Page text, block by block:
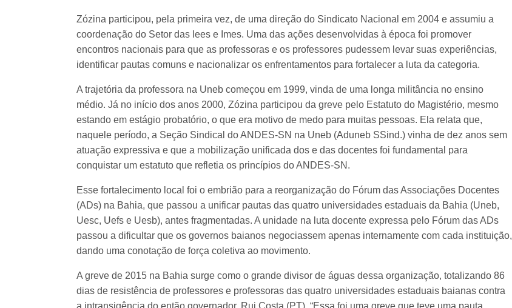
Zózina participou, pela primeira vez, de uma direção do Sindicato Nacional em 2004 e assumiu a
coordenação do Setor das Iees e Imes. Uma das ações desenvolvidas à época foi promover
encontros nacionais para que as professoras e os professores pudessem levar suas experiências,
identificar pautas comuns e nacionalizar os enfrentamentos para fortalecer a luta da categoria.
A trajetória da professora na Uneb começou em 1999, vinda de uma longa militância no ensino
médio. Já no início dos anos 2000, Zózina participou da greve pelo Estatuto do Magistério, mesmo
estando em estágio probatório, o que era motivo de medo para muitas pessoas. Ela relata que,
naquele período, a Seção Sindical do ANDES-SN na Uneb (Aduneb SSind.) vinha de dez anos sem
atuação expressiva e que a mobilização unificada dos e das docentes foi fundamental para
conquistar um estatuto que refletia os princípios do ANDES-SN.
Esse fortalecimento local foi o embrião para a reorganização do Fórum das Associações Docentes
(ADs) na Bahia, que passou a unificar pautas das quatro universidades estaduais da Bahia (Uneb,
Uesc, Uefs e Uesb), antes fragmentadas. A unidade na luta docente expressa pelo Fórum das ADs
passou a dificultar que os governos baianos negociassem apenas internamente com cada instituição,
dando uma conotação de força coletiva ao movimento.
A greve de 2015 na Bahia surge como o grande divisor de águas dessa organização, totalizando 86
dias de resistência de professores e professoras das quatro universidades estaduais baianas contra